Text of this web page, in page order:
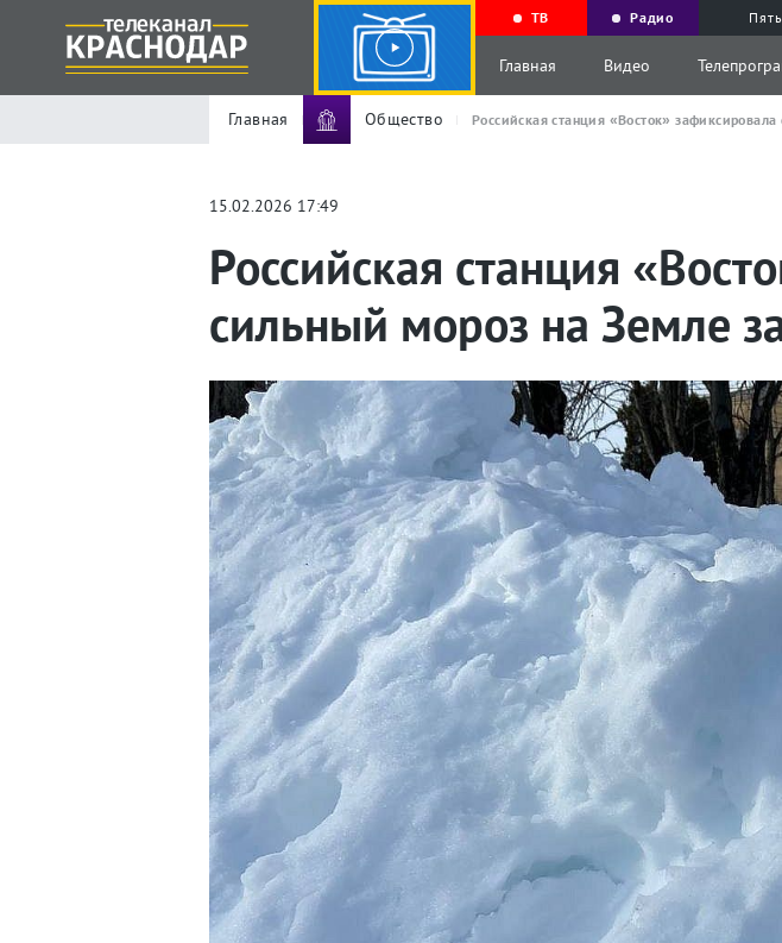
ТВ Радио
Главная Видео
Главная Общество Российская станция «Восток»
15.02.2026 17:49
Российская станция
сильный мороз на Земле